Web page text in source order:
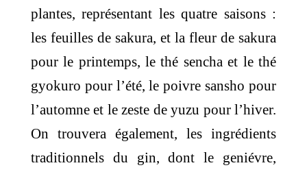
plantes, représentant les quatre saisons :
les feuilles de sakura, et la fleur de sakura
pour le printemps, le thé sencha et le thé
gyokuro pour l’été, le poivre sansho pour
l’automne et le zeste de yuzu pour l’hiver.
On trouvera également, les ingrédients
traditionnels du gin, dont le geniévre,